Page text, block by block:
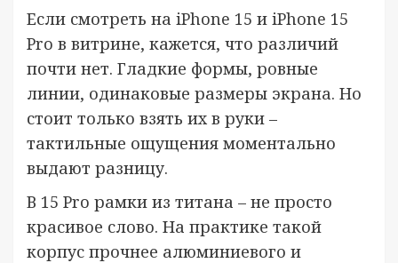
Если смотреть на iPhone 15 и iPhone 15
Pro в витрине, кажется, что различий
почти нет. Гладкие формы, ровные
линии, одинаковые размеры экрана. Но
стоит только взять их в руки –
тактильные ощущения моментально
выдают разницу.
В 15 Pro рамки из титана – не просто
красивое слово. На практике такой
корпус прочнее алюминиевого и